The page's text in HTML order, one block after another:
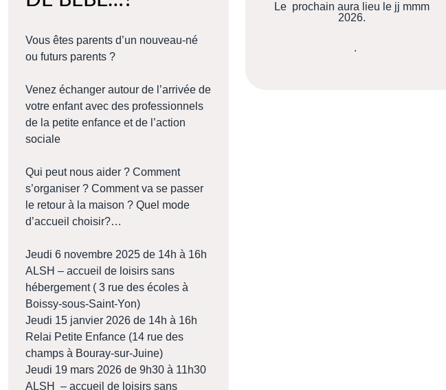
Vous êtes parents d’un nouveau-né
ou futurs parents ?
Venez échanger autour de l’arrivée de
votre enfant avec des professionnels
de la petite enfance et de l’action
sociale
Qui peut nous aider ? Comment
s’organiser ? Comment va se passer
le retour à la maison ? Quel mode
d’accueil choisir?…
Jeudi 6 novembre 2025 de 14h à 16h
ALSH – accueil de loisirs sans
hébergement ( 3 rue des écoles à
Boissy-sous-Saint-Yon)
Jeudi 15 janvier 2026 de 14h à 16h
Relai Petite Enfance (14 rue des
champs à Bouray-sur-Juine)
Jeudi 19 mars 2026 de 9h30 à 11h30
ALSH – accueil de loisirs sans
Le prochain aura lieu le jj mmm
2026.
.